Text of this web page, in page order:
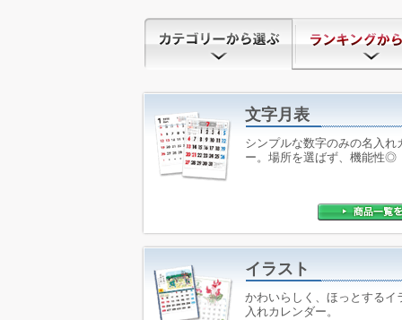
文字月表
シンプルな数字のみの名入れ
ー。場所を選ばず、機能性◎
イラスト
かわいらしく、ほっとするイ
入れカレンダー。